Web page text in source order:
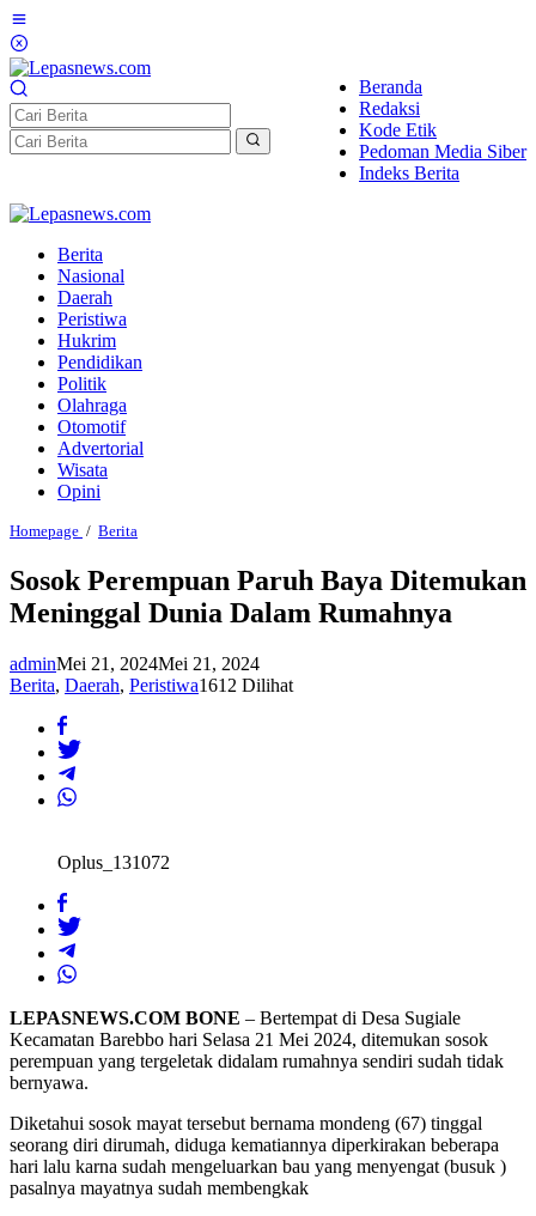
Lewati
ke
konten
Beranda
Redaksi
Kode Etik
Pedoman Media Siber
Indeks Berita
Berita
Nasional
Daerah
Peristiwa
Hukrim
Pendidikan
Politik
Olahraga
Otomotif
Advertorial
Wisata
Opini
Homepage / Berita
Baya
Ditemukan
Meninggal
Dalam
Rumahnya
Sosok Perempuan Paruh Baya Ditemukan
Meninggal Dunia Dalam Rumahnya
adminMei 21, 2024Mei 21, 2024
Berita, Daerah, Peristiwa1612 Dilihat
Oplus_131072
LEPASNEWS.COM BONE – Bertempat di Desa Sugiale
Kecamatan Barebbo hari Selasa 21 Mei 2024, ditemukan sosok
perempuan yang tergeletak didalam rumahnya sendiri sudah tidak
bernyawa.
Diketahui sosok mayat tersebut bernama mondeng (67) tinggal
seorang diri dirumah, diduga kematiannya diperkirakan beberapa
hari lalu karna sudah mengeluarkan bau yang menyengat (busuk )
pasalnya mayatnya sudah membengkak